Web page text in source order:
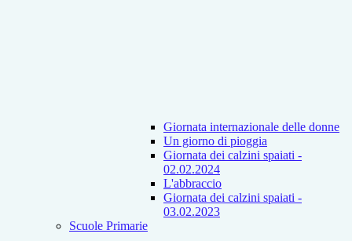
Giornata internazionale delle donne
Un giorno di pioggia
Giornata dei calzini spaiati -
02.02.2024
L'abbraccio
Giornata dei calzini spaiati -
03.02.2023
Scuole Primarie